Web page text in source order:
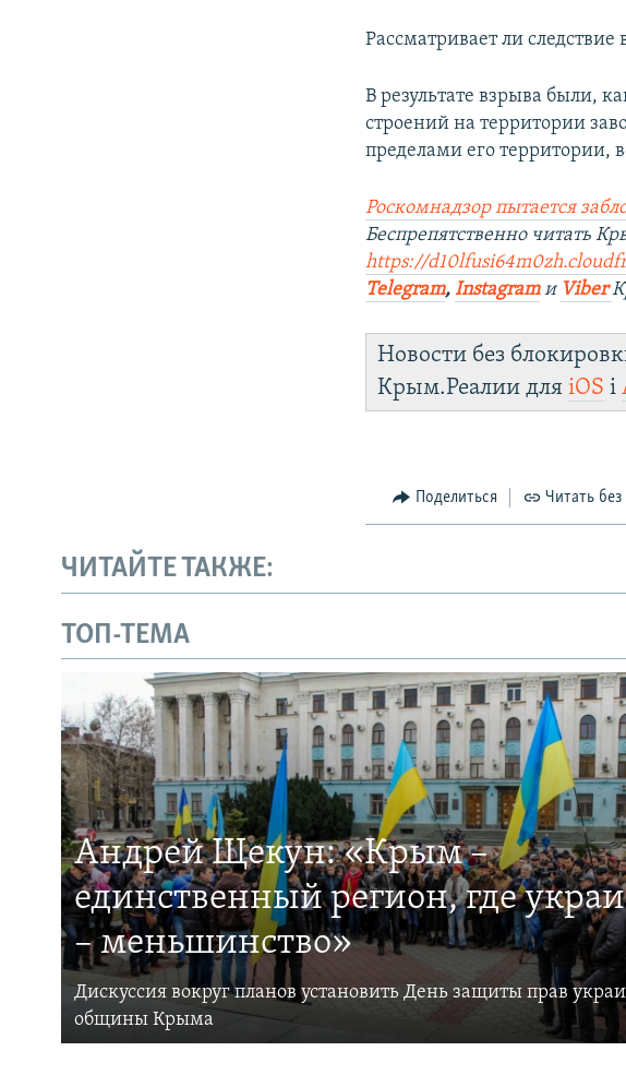
Рассматривает ли
В результате взрыва были,
строений на территории
пределами его территории,
Роскомнадзор пытается
Беспрепятственно читать
https://
Telegram,Instagramи Viber
Новости без
Крым.Реалии дляiOS і
Поделиться Читать без
ЧИТАЙТЕ ТАКЖЕ:
ТОП-ТЕМА
Андрей Щекун: «Крым –
единственный регион, где
– меньшинство»
Дискуссия вокруг планов установить День защиты прав
общины Крыма